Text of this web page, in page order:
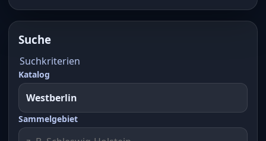
Suche
Suchkriterien
Katalog
Sammelgebiet